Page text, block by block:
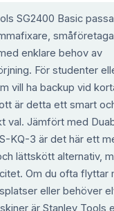
SG2400 Basic
enklare behov av
För studenter
vill ha backup vid
är detta ett smart
val. Jämfört med
KQ-3 är det här ett
lättskött alternativ,
Om du ofta flyttar
eller behöver
är Stanley Tools